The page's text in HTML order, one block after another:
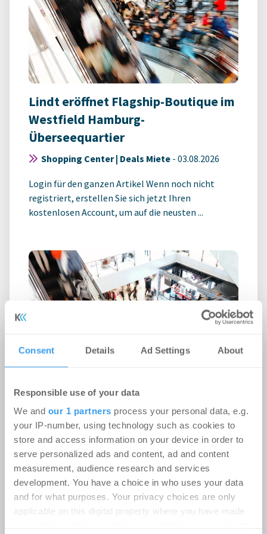
Consent Details Ad Settings About
Responsible use of your data
We and our 1 partners process your personal data, e.g.
your IP-number, using technology such as cookies to
store and access information on your device in order to
serve personalized ads and content, ad and content
measurement, audience research and services
development. You have a choice in who uses your data
and for what purposes. Your privacy choices are only
applicable on this digital property where you have made
Lindt eröffnet Flagship-Boutique im
Westfield Hamburg-
Überseequartier
Shopping Center | Deals Miete - 03.08.2026
Login für den ganzen Artikel Wenn noch nicht
registriert, erstellen Sie sich jetzt Ihren
kostenlosen Account, um auf die neusten ...
Norges Bank Investment
Management und Sonae Sierra
gründen Joint Venture zum Erwerb
von 8 Einkaufscentern in Spanien
Shopping Center | Unternehmen -01.08.2026
Im Rahmen des neuen Joint Ventures von Norges